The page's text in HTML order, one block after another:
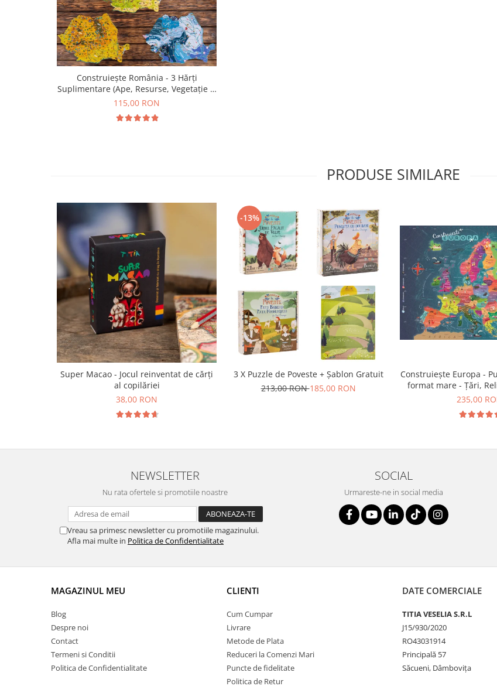
Construiește România - 3 Hărți
Suplimentare (Ape, Resurse, Vegetație și
Faună)
115,00 RON
PRODUSE SIMILARE
Super Macao - Jocul reinventat de cărți
al copilăriei
38,00 RON
-13%
3 X Puzzle de Poveste + Șablon Gratuit
213,00 RON185,00 RON
Construiește Europa -
format mare - Țări,
Obiective
235,00
NEWSLETTER
Nu rata ofertele si promotiile noastre
Vreau sa primesc newsletter cu promotiile magazinului.
Afla mai multe in Politica de Confidentialitate
SOCIAL
Urmareste-ne in social media
MAGAZINUL MEU
Blog
Despre noi
Contact
Termeni si Conditii
Politica de Confidentialitate
CLIENTI
Cum Cumpar
Livrare
Metode de Plata
Reduceri la Comenzi Mari
Puncte de fidelitate
Politica de Retur
DATE COMERCIALE
TITIA VESELIA S.R.L
J15/930/2020
RO43031914
Principală 57
Săcueni, Dâmbovița